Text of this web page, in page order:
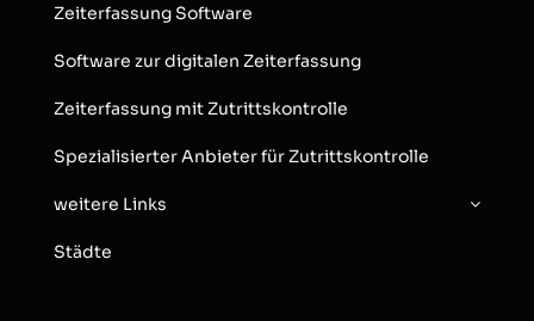
Zeiterfassung Software
Software zur digitalen Zeiterfassung
Zeiterfassung mit Zutrittskontrolle
Spezialisierter Anbieter für Zutrittskontrolle
weitere Links
Städte